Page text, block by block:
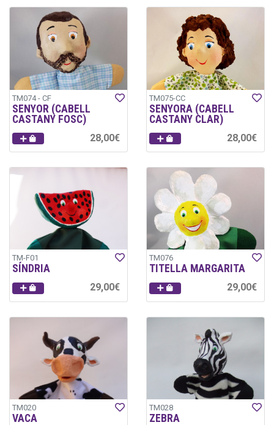
TM074 - CF
SENYOR (CABELL
CASTANY FOSC)
28,00€
TM075-CC
SENYORA (CABELL
CASTANY CLAR)
28,00€
TM-F01
SÍNDRIA
29,00€
TM076
TITELLA MARGARITA
29,00€
TM020
VACA
TM028
ZEBRA